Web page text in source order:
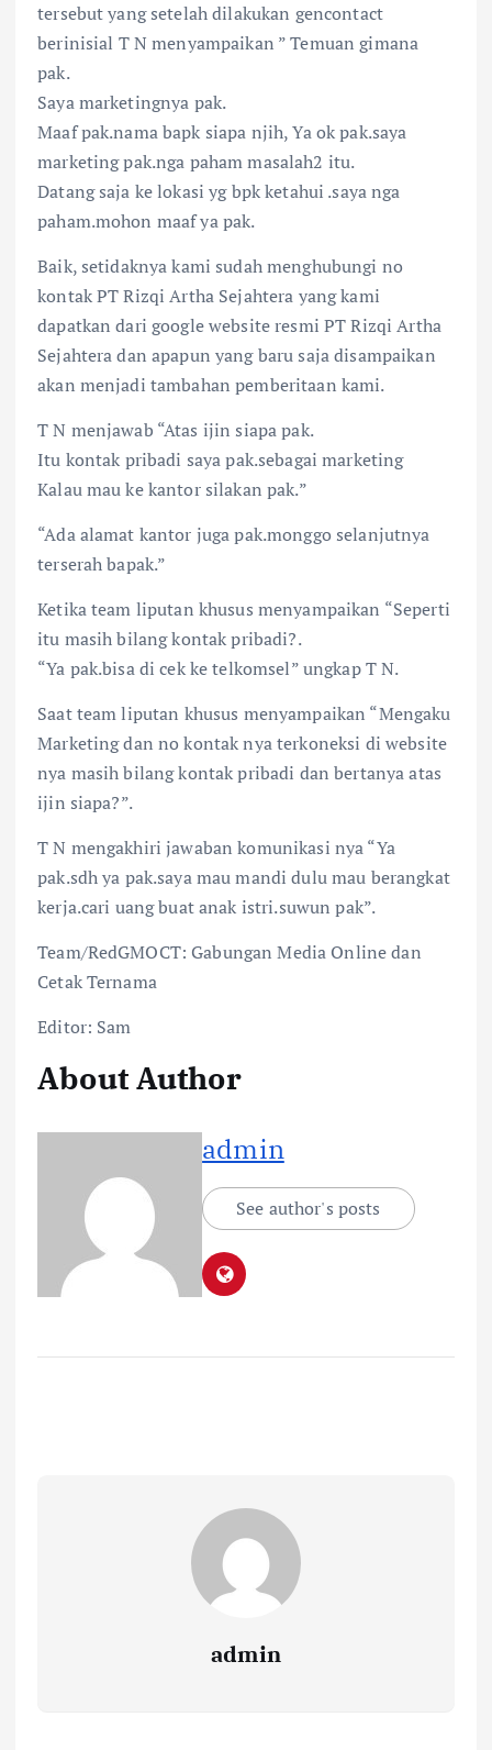
tersebut yang setelah dilakukan gencontact
berinisial T N menyampaikan ” Temuan gimana
pak.
Saya marketingnya pak.
Maaf pak.nama bapk siapa njih, Ya ok pak.saya
marketing pak.nga paham masalah2 itu.
Datang saja ke lokasi yg bpk ketahui .saya nga
paham.mohon maaf ya pak.
Baik, setidaknya kami sudah menghubungi no
kontak PT Rizqi Artha Sejahtera yang kami
dapatkan dari google website resmi PT Rizqi Artha
Sejahtera dan apapun yang baru saja disampaikan
akan menjadi tambahan pemberitaan kami.
T N menjawab “Atas ijin siapa pak.
Itu kontak pribadi saya pak.sebagai marketing
Kalau mau ke kantor silakan pak.”
“Ada alamat kantor juga pak.monggo selanjutnya
terserah bapak.”
Ketika team liputan khusus menyampaikan “Seperti
itu masih bilang kontak pribadi?.
“Ya pak.bisa di cek ke telkomsel” ungkap T N.
Saat team liputan khusus menyampaikan “Mengaku
Marketing dan no kontak nya terkoneksi di website
nya masih bilang kontak pribadi dan bertanya atas
ijin siapa?”.
T N mengakhiri jawaban komunikasi nya “Ya
pak.sdh ya pak.saya mau mandi dulu mau berangkat
kerja.cari uang buat anak istri.suwun pak”.
Team/RedGMOCT: Gabungan Media Online dan
Cetak Ternama
Editor: Sam
About Author
admin
See author's posts
admin